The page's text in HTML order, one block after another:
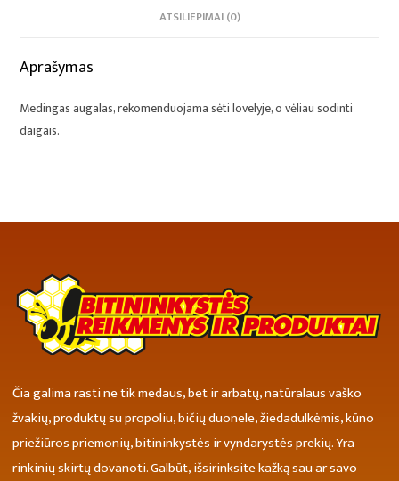
ATSILIEPIMAI (0)
Aprašymas
Medingas augalas, rekomenduojama sėti lovelyje, o vėliau sodinti
daigais.
Čia galima rasti ne tik medaus, bet ir arbatų, natūralaus vaško
žvakių, produktų su propoliu, bičių duonele, žiedadulkėmis, kūno
priežiūros priemonių, bitininkystės ir vyndarystės prekių. Yra
rinkinių skirtų dovanoti. Galbūt, išsirinksite kažką sau ar savo